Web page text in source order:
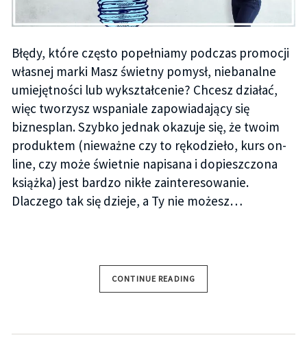
Błędy, które często popełniamy podczas promocji
własnej marki Masz świetny pomysł, niebanalne
umiejętności lub wykształcenie? Chcesz działać,
więc tworzysz wspaniale zapowiadający się
biznesplan. Szybko jednak okazuje się, że twoim
produktem (nieważne czy to rękodzieło, kurs on-
line, czy może świetnie napisana i dopieszczona
książka) jest bardzo nikłe zainteresowanie.
Dlaczego tak się dzieje, a Ty nie możesz…
CONTINUE READING